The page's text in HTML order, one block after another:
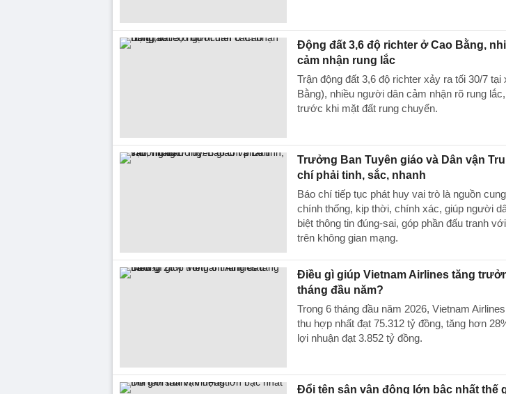
Động đất 3,6 độ richter ở Cao Bằng,
cảm nhận rung lắc
Trận động đất 3,6 độ richter xảy ra tối 30/7 tại
Bằng), nhiều người dân cảm nhận rõ rung
trước khi mặt đất rung chuyển.
Trưởng Ban Tuyên giáo và Dân vận
chí phải tinh, sắc, nhanh
Báo chí tiếp tục phát huy vai trò là nguồn
chính thống, kịp thời, chính xác, giúp người
biệt thông tin đúng-sai, góp phần đấu tranh
trên không gian mạng.
Điều gì giúp Vietnam Airlines tăng
tháng đầu năm?
Trong 6 tháng đầu năm 2026, Vietnam
thu hợp nhất đạt 75.312 tỷ đồng, tăng hơn
lợi nhuận đạt 3.852 tỷ đồng.
Đổi tên sân vận động lớn bậc nhất thế